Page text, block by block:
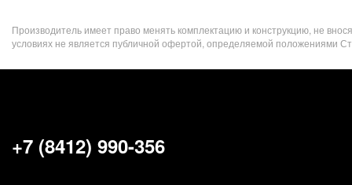
Производитель имеет право менять комплектацию и конструкцию, не
условиях не является публичной офертой, определяемой положениями
+7 (8412) 990-356